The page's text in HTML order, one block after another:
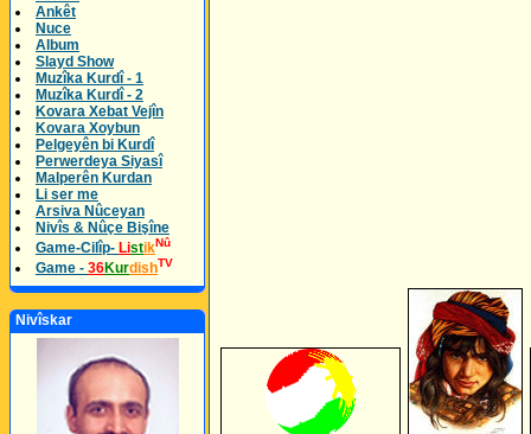
Ankêt
Nuce
Album
Slayd Show
Muzîka Kurdî - 1
Muzîka Kurdî - 2
Kovara Xebat Vejîn
Kovara Xoybun
Pelgeyên bi Kurdî
Perwerdeya Siyasî
Malperên Kurdan
Li ser me
Arsiva Nûceyan
Nivîs & Nûçe Bişîne
Game-Cilîp- ListikNû
Game - 36KurdishTV
Nivîskar